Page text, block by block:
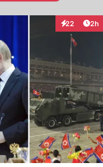
22
Interaktionen
2h